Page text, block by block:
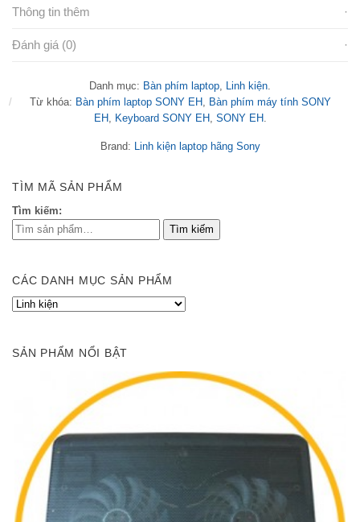
Thông tin thêm
Đánh giá (0)
Danh mục: Bàn phím laptop Linh kiện
Từ khóa: Bàn phím laptop SONY EH, Bàn phím máy tính SONY
EH, Keyboard SONY EH, SONY EH.
Brand: Linh kiện laptop hãng Sony
TÌM MÃ SẢN PHẨM
Tìm kiếm:
CÁC DANH MỤC SẢN PHẨM
SẢN PHẨM NỔI BẬT